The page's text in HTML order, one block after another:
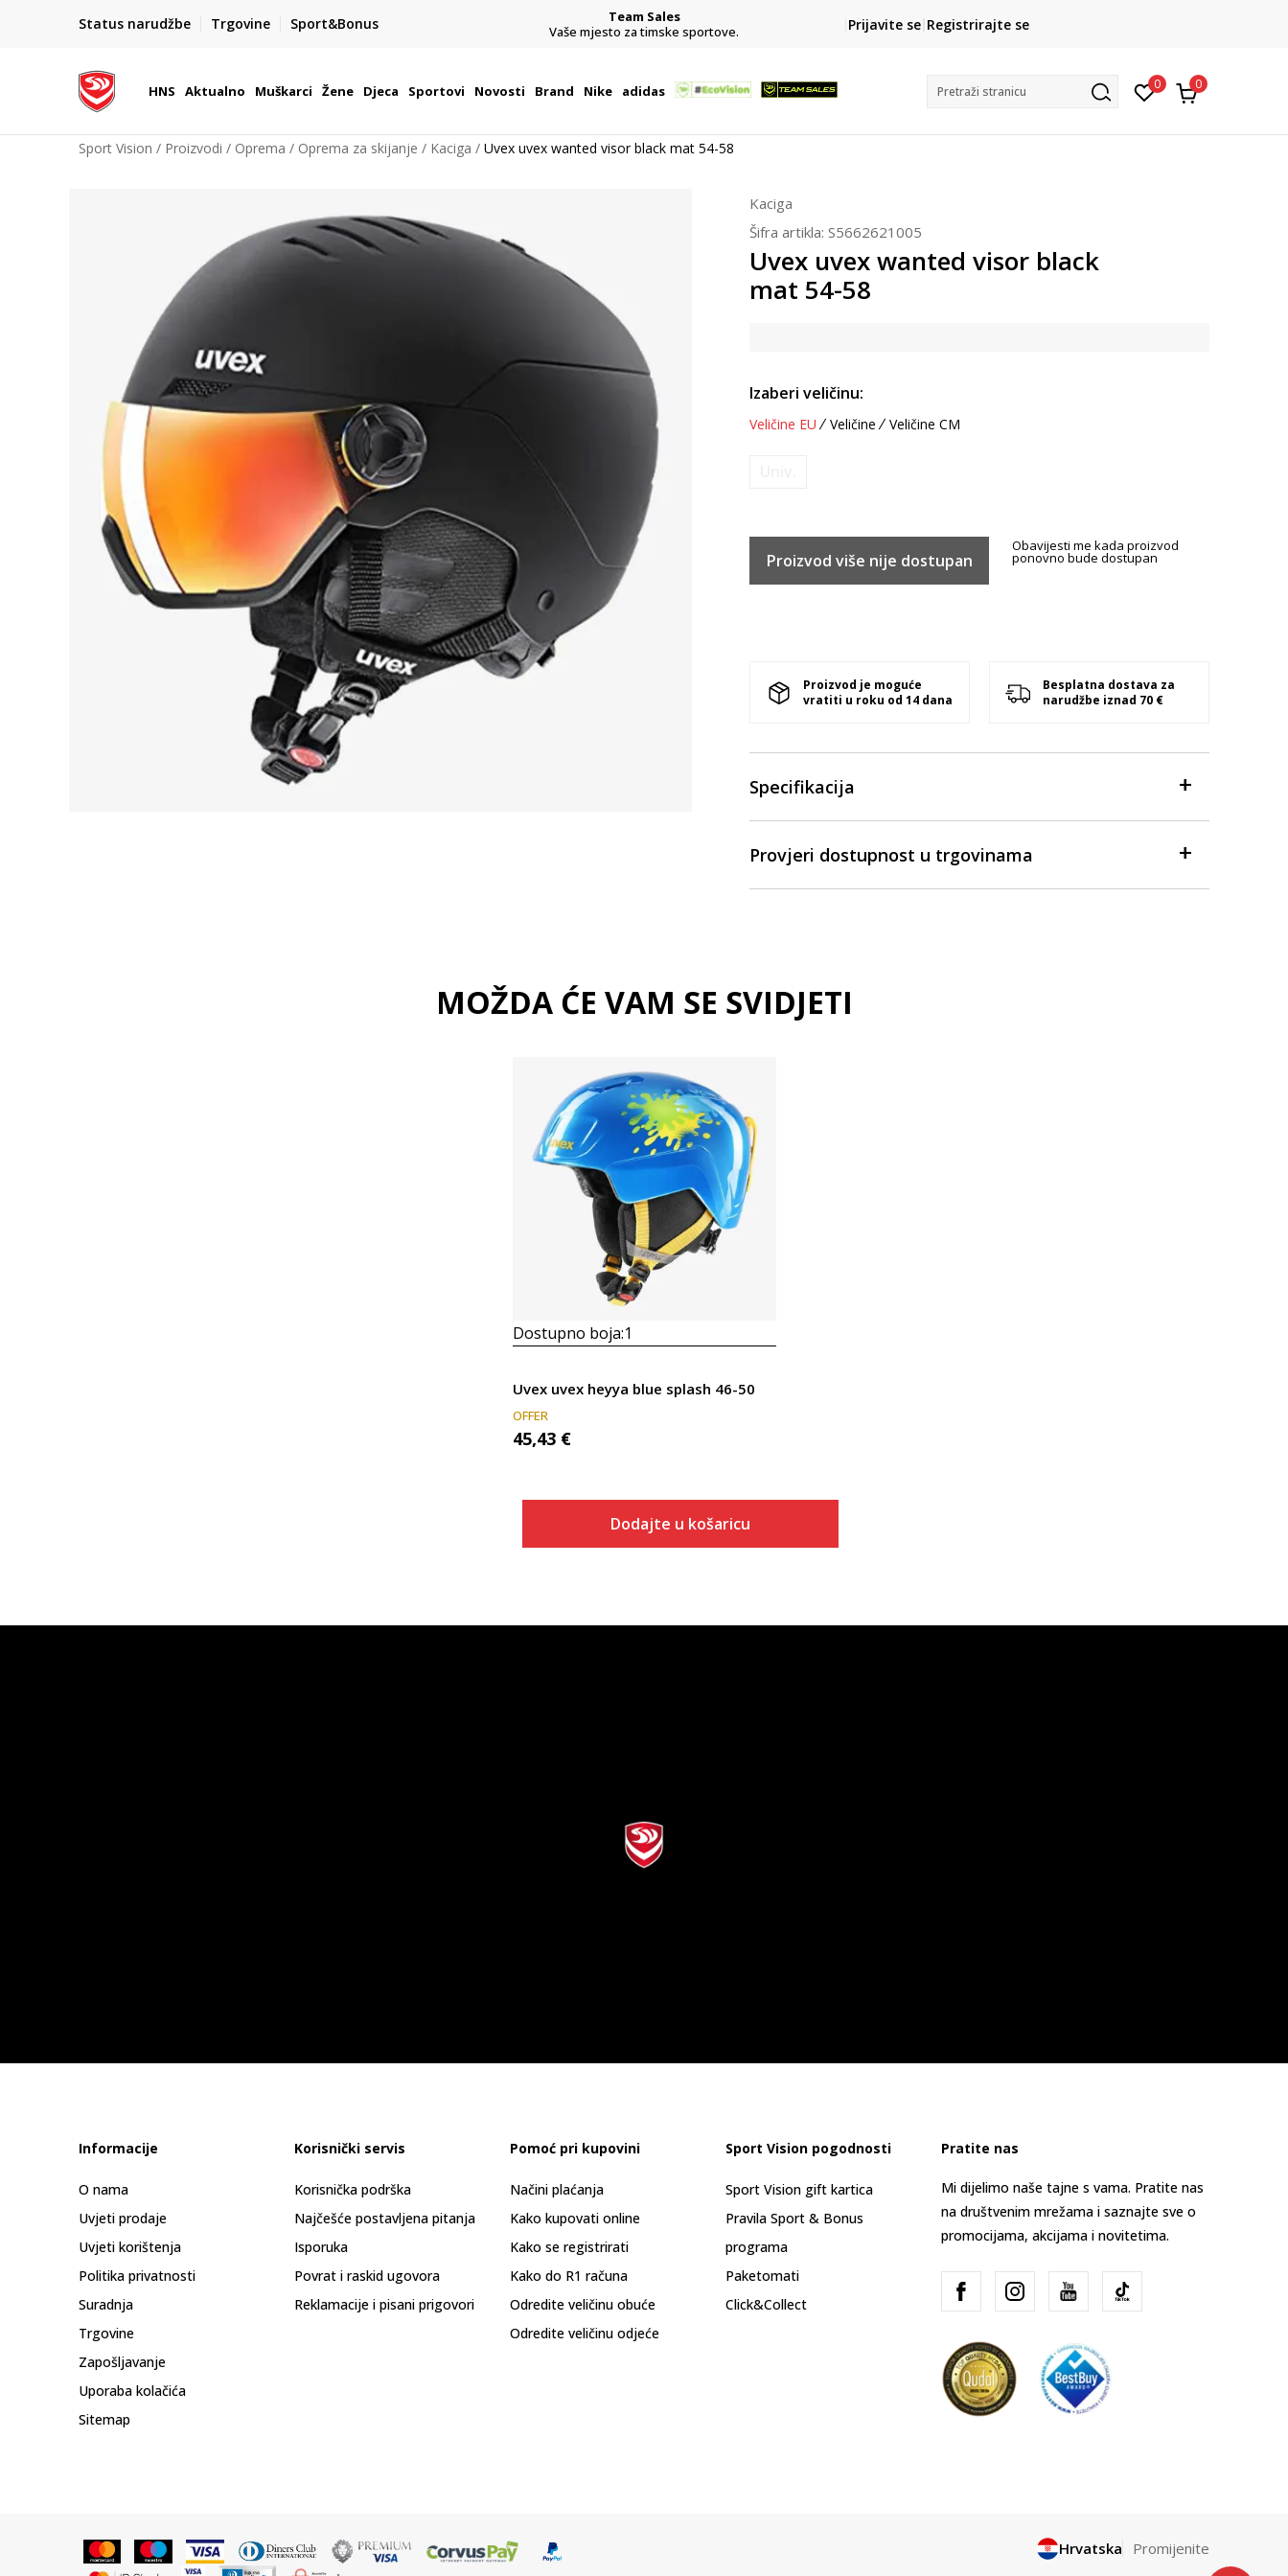
Status narudžbe Trgovine Sport&Bonus
BOX NOW
Dostava 1,50 €
| Više od 800 paketomata u Hrvatskoj
Team Sales
Vaše mjesto za timske sportove.
CLICK& COLLECT
besplatno preuzimanje u trgovini
Prijavite se Registrirajte se
HNS Aktualno Muškarci Žene Djeca Sportovi Novosti Brand Nike adidas Pretraži stranicu 0 0
Sport Vision Proizvodi Oprema Oprema za skijanje Kaciga Uvex uvex wanted visor black mat 54-58
Kaciga
Šifra artikla: S5662621005
Uvex uvex wanted visor black
mat 54-58
Izaberi veličinu:
Veličine EU Veličine Veličine CM
Proizvod više nije dostupan
Obavijesti me kada proizvod
ponovno bude dostupan
Proizvod je moguće
vratiti u roku od 14 dana
Besplatna dostava za
narudžbe iznad 70 €
Specifikacija
Provjeri dostupnost u trgovinama
MOŽDA ĆE VAM SE SVIDJETI
Dostupno boja:1
Uvex uvex heyya blue splash 46-50
OFFER
45,43 €
Dodajte u košaricu
Informacije
O nama
Uvjeti prodaje
Uvjeti korištenja
Politika privatnosti
Suradnja
Trgovine
Zapošljavanje
Uporaba kolačića
Sitemap
Korisnički servis
Korisnička podrška
Najčešće postavljena pitanja
Isporuka
Povrat i raskid ugovora
Reklamacije i pisani prigovori
Pomoć pri kupovini
Načini plaćanja
Kako kupovati online
Kako se registrirati
Kako do R1 računa
Odredite veličinu obuće
Odredite veličinu odjeće
Sport Vision pogodnosti
Sport Vision gift kartica
Pravila Sport & Bonus
programa
Paketomati
Click&Collect
Pratite nas
Mi dijelimo naše tajne s vama. Pratite nas
na društvenim mrežama i saznajte sve o
promocijama, akcijama i novitetima.
Hrvatska Promijenite